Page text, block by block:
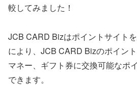
較してみました！
JCB CARD Bizはポイントサイト
により、JCB CARD Bizのポイン
マネー、ギフト券に交換可能なポ
できます。